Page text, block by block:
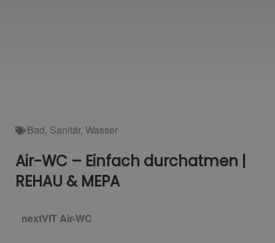
Bad, Sanitär, Wasser
Air-WC – Einfach durchatmen |
REHAU & MEPA
nextVIT Air-WC